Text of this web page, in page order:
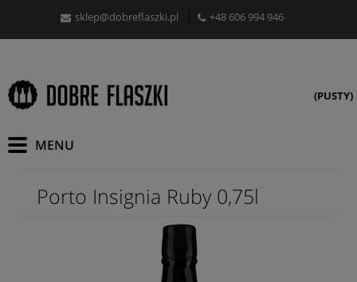
sklep@dobreflaszki.pl +48 606 994 946
(PUSTY)
Porto Insignia Ruby 0,75l